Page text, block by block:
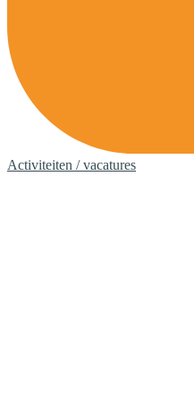
Activiteiten / vacatures